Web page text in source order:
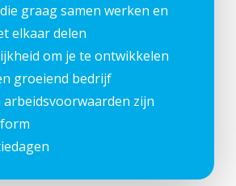
graag samen werken en
elkaar delen
om je te ontwikkelen
groeiend bedrijf
arbeidsvoorwaarden zijn